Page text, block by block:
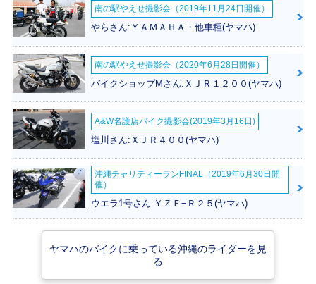
2017年 JOG Delux
e・マイナーチェン
ジ
2017年 JOG Delux
e・追加
2015年 JOG Delux
e
2015年 JOG Delux
e・マイナーチェン
ジ
2015年 JOG Delux
ジ
2012年 ローシート
e・カラーチェンジ
2009年 JOG Delux
南の駅やえせ撮影会（2019年11月24日開催）
やらさん:ＹＡＭＡＨＡ・他車種(ヤマハ)
南の駅やえせ撮影会（2020年6月28日開催）
バイクショップMさん:ＸＪＲ１２００(ヤマハ)
A&W名護店バイク撮影会(2019年3月16日)
塩川さん:ＸＪＲ４００(ヤマハ)
沖縄チャリティーランFINAL（2019年6月30日開
催）
ウエラ1号さん:ＹＺＦ−Ｒ２５(ヤマハ)
ヤマハのバイクに乗っている沖縄のライダーを見
る